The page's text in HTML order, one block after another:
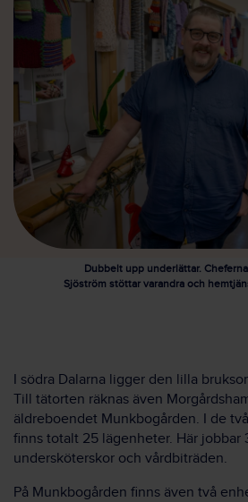
Dubbelt upp underlättar.
Sjöström stöttar varandra och
I södra Dalarna ligger den lilla
Till tätorten räknas även
äldreboendet Munkbogården. I de
finns totalt 25 lägenheter. Här jobbar
undersköterskor och vårdbiträden.
På Munkbogården finns även två